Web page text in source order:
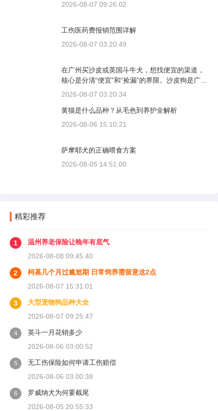
2026-08-07 09:26:02
工伤医药费报销范围详解
2026-08-07 03:20:49
在广州买沙皮或英国斗牛犬，想找便宜的渠道，
核心是分清“便宜”和“捡漏”的界限。沙皮狗是广东
本地犬种，价格比北方城市有优势；英国斗牛犬
方和真实价格区间。
2026-08-07 03:20:34
黄猫是什么品种？从毛色到养护全解析
2026-08-06 15:10:21
萨摩耶犬的正确喂食方案
2026-08-05 14:51:00
精彩推荐
1
温州养老保险让晚年有底气
2026-08-08 09:45:40
2
柯基几个月过尴尬期 日常饲养需留意这2点
2026-08-07 15:31:01
3
大型宠物狗品种大全
2026-08-07 09:25:47
4
英斗一月花销多少
2026-08-06 03:00:52
5
无工伤保险如何申请工伤赔偿
2026-08-06 03:00:38
6
罗威纳犬为何要截尾
2026-08-05 20:55:33